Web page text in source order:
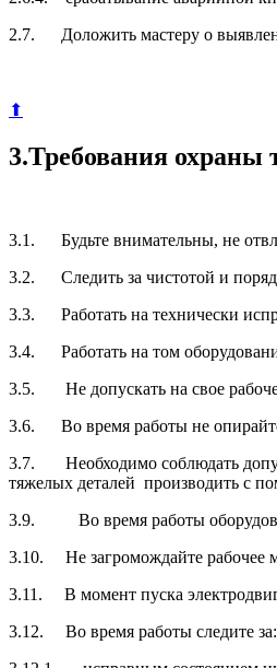
2.7. Доложить мастеру о
⬆
3.Требования охраны
3.1. Будьте внимательны, не
3.2. Следить за чистотой и
3.3. Работать на технически
3.4. Работать на том
3.5. Не допускать на свое
3.6. Во время работы не
3.7. Необходимо соблюдать
тяжелых деталей производить с
3.9. Во время работы
3.10. Не загромождайте рабочее
3.11. В момент пуска
3.12. Во время работы следите за: